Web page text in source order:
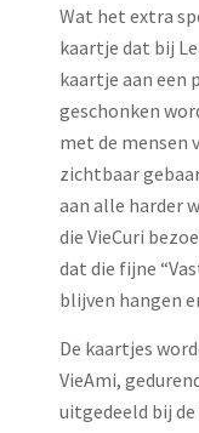
Wat het extra
kaartje dat bij
kaartje aan een
geschonken
met de mensen
zichtbaar
aan alle harder
die VieCuri
dat die fijne
blijven hangen
De kaartjes
VieAmi,
uitgedeeld bij